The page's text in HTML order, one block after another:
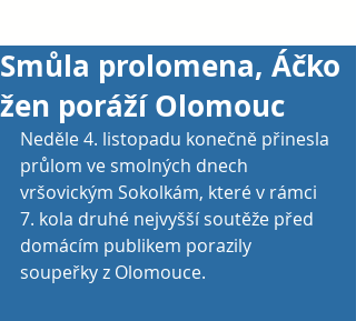
Smůla prolomena, Áčko
žen poráží Olomouc
Neděle 4. listopadu konečně přinesla
průlom ve smolných dnech
vršovickým Sokolkám, které v rámci
7. kola druhé nejvyšší soutěže před
domácím publikem porazily
soupeřky z Olomouce.